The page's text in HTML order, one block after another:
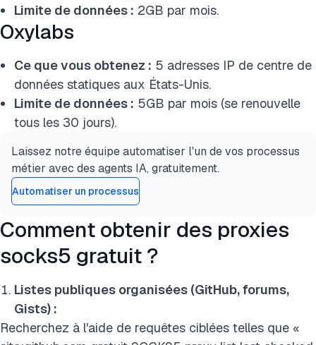
Limite de données : 2GB par mois.
Oxylabs
Ce que vous obtenez : 5 adresses IP de centre de
données statiques aux États-Unis.
Limite de données : 5GB par mois (se renouvelle
tous les 30 jours).
Laissez notre équipe automatiser l'un de vos processus
métier avec des agents IA, gratuitement.
Automatiser un processus
Comment obtenir des proxies
socks5 gratuit ?
Listes publiques organisées (GitHub, forums,
Gists) :
Recherchez à l'aide de requêtes ciblées telles que «